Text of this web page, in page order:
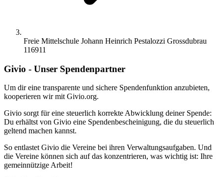
Freie Mittelschule Johann Heinrich Pestalozzi Grossdubrau
116911
Givio - Unser Spendenpartner
Um dir eine transparente und sichere Spendenfunktion anzubieten,
kooperieren wir mit Givio.org.
Givio sorgt für eine steuerlich korrekte Abwicklung deiner Spende:
Du erhältst von Givio eine Spendenbescheinigung, die du steuerlich
geltend machen kannst.
So entlastet Givio die Vereine bei ihren Verwaltungsaufgaben. Und
die Vereine können sich auf das konzentrieren, was wichtig ist: Ihre
gemeinnützige Arbeit!